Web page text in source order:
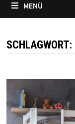
MENÜ
SCHLAGWORT: